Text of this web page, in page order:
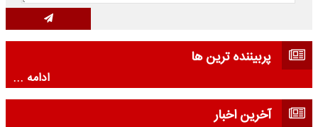
پربیننده ترین ها
ادامه ...
آخرین اخبار